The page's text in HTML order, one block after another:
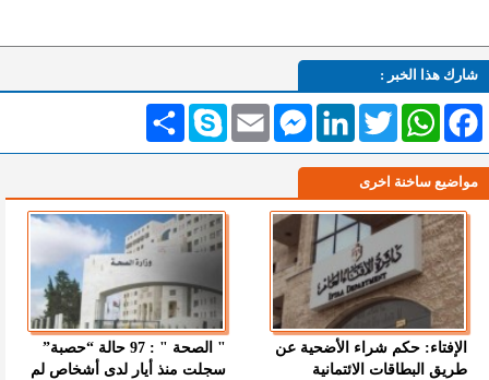
شارك هذا الخبر :
انشر Skype Email
MessengerLinkedInTwitterWhatsAppFacebook
مواضيع ساخنة اخرى
الإفتاء: حكم شراء الأضحية عن
طريق البطاقات الائتمانية
" الصحة " : 97 حالة “حصبة”
سجلت منذ أيار لدى أشخاص لم